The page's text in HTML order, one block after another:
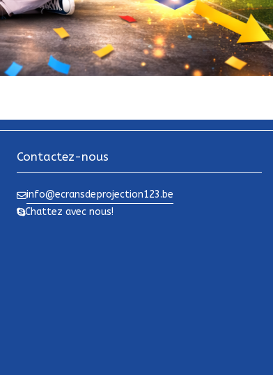
Contactez-nous
info@ecransdeprojection123.be
Chattez avec nous!